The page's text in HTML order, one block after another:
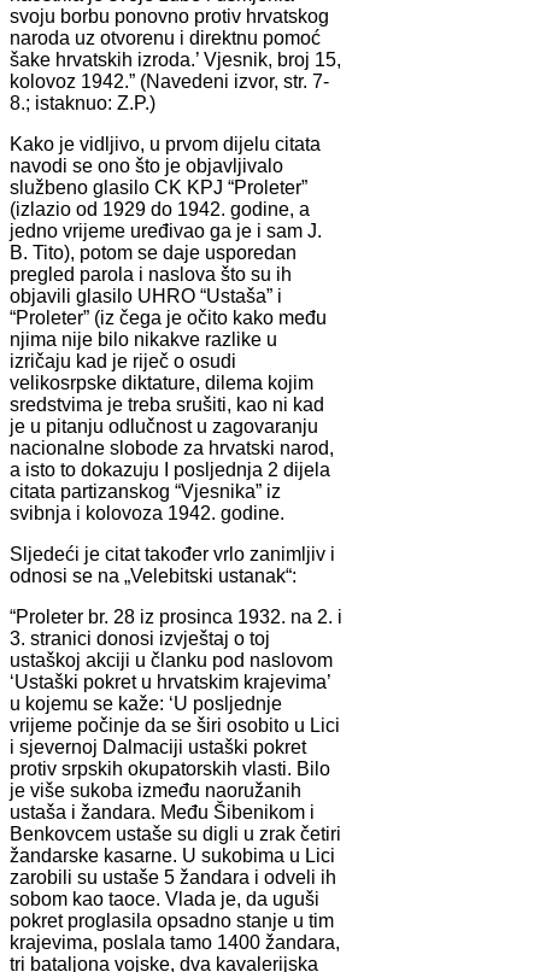
svoju borbu ponovno protiv hrvatskog
naroda uz otvorenu i direktnu pomoć
šake hrvatskih izroda.’ Vjesnik, broj 15,
kolovoz 1942.” (Navedeni izvor, str. 7-
8.; istaknuo: Z.P.)
Kako je vidljivo, u prvom dijelu citata
navodi se ono što je objavljivalo
službeno glasilo CK KPJ “Proleter”
(izlazio od 1929 do 1942. godine, a
jedno vrijeme uređivao ga je i sam J.
B. Tito), potom se daje usporedan
pregled parola i naslova što su ih
objavili glasilo UHRO “Ustaša” i
“Proleter” (iz čega je očito kako među
njima nije bilo nikakve razlike u
izričaju kad je riječ o osudi
velikosrpske diktature, dilema kojim
sredstvima je treba srušiti, kao ni kad
je u pitanju odlučnost u zagovaranju
nacionalne slobode za hrvatski narod,
a isto to dokazuju I posljednja 2 dijela
citata partizanskog “Vjesnika” iz
svibnja i kolovoza 1942. godine.
Sljedeći je citat također vrlo zanimljiv i
odnosi se na „Velebitski ustanak“:
“Proleter br. 28 iz prosinca 1932. na 2. i
3. stranici donosi izvještaj o toj
ustaškoj akciji u članku pod naslovom
‘Ustaški pokret u hrvatskim krajevima’
u kojemu se kaže: ‘U posljednje
vrijeme počinje da se širi osobito u Lici
i sjevernoj Dalmaciji ustaški pokret
protiv srpskih okupatorskih vlasti. Bilo
je više sukoba između naoružanih
ustaša i žandara. Među Šibenikom i
Benkovcem ustaše su digli u zrak četiri
žandarske kasarne. U sukobima u Lici
zarobili su ustaše 5 žandara i odveli ih
sobom kao taoce. Vlada je, da uguši
pokret proglasila opsadno stanje u tim
krajevima, poslala tamo 1400 žandara,
tri bataljona vojske, dva kavalerijska